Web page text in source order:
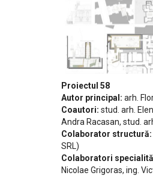
Proiectul 58
Autor principal: arh.
Coautori: stud. arh.
Andra Racasan, stud.
Colaborator structură:
SRL)
Colaboratori
Nicolae Grigoras, ing.